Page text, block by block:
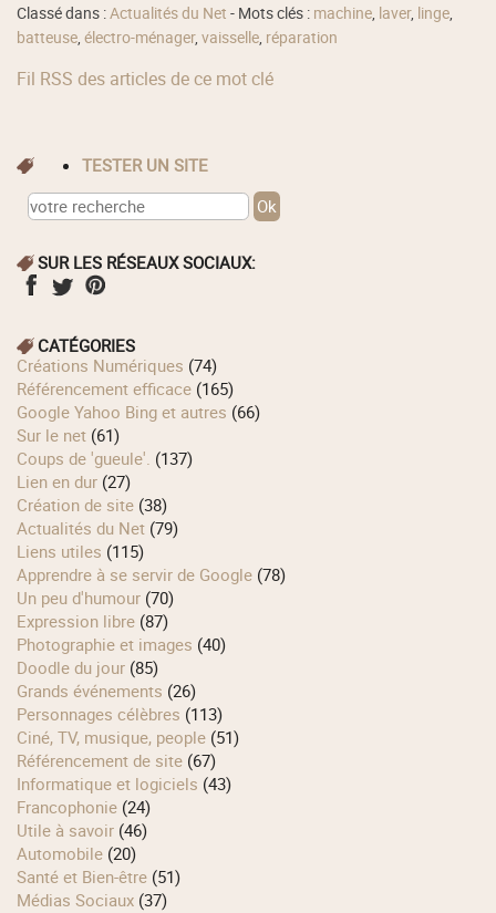
Classé dans :Actualités du Net - Mots clés : machine, laver, linge,
batteuse,électro-ménager,vaisselle, réparation
Fil RSS des articles de ce mot clé
TESTER UN SITE
SUR LES RÉSEAUX SOCIAUX:
CATÉGORIES
Créations Numériques (74)
Référencement efficace (165)
Google Yahoo Bing et autres (66)
Sur le net (61)
Coups de 'gueule'. (137)
Lien en dur (27)
Création de site (38)
Actualités du Net (79)
Liens utiles (115)
Apprendre à se servir de Google (78)
Un peu d'humour (70)
Expression libre (87)
Photographie et images (40)
Doodle du jour (85)
Grands événements (26)
Personnages célèbres (113)
Ciné, TV, musique, people (51)
Référencement de site (67)
Informatique et logiciels (43)
Francophonie (24)
Utile à savoir (46)
Automobile (20)
Santé et Bien-être (51)
Médias Sociaux (37)